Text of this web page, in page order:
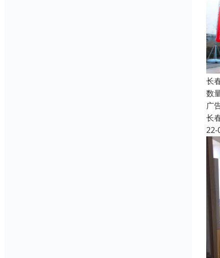
长
数
广
长
22-